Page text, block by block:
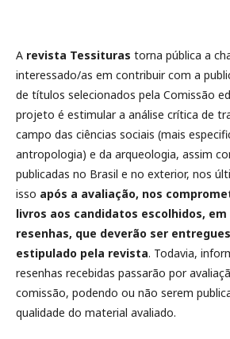
A revista Tessituras torna pública a
interessado/as em contribuir com a
de títulos selecionados pela Comissão
projeto é estimular a análise crítica de
campo das ciências sociais (mais
antropologia) e da arqueologia, assim
publicadas no Brasil e no exterior, nos
isso após a avaliação, nos
livros aos candidatos escolhidos,
resenhas, que deverão ser
estipulado pela revista. Todavia,
resenhas recebidas passarão por
comissão, podendo ou não serem
qualidade do material avaliado.